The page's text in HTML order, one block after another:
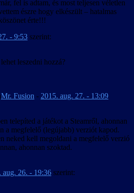
fel is adtam, és most teljesen véletlen
észre hogy elkészült – hatalmas
érte!!!
- 9:53 szerint:
leszedni hozzá?
Mr. Fusion - 2015. aug. 27. - 13:09
telepíted a játékot a Steamről, ahonnan
a megfelelő (legújabb) verziót kapod.
neked kell megoldani a megfelelő verzió
ahonnan szoktad.
aug. 26. - 19:36 szerint: